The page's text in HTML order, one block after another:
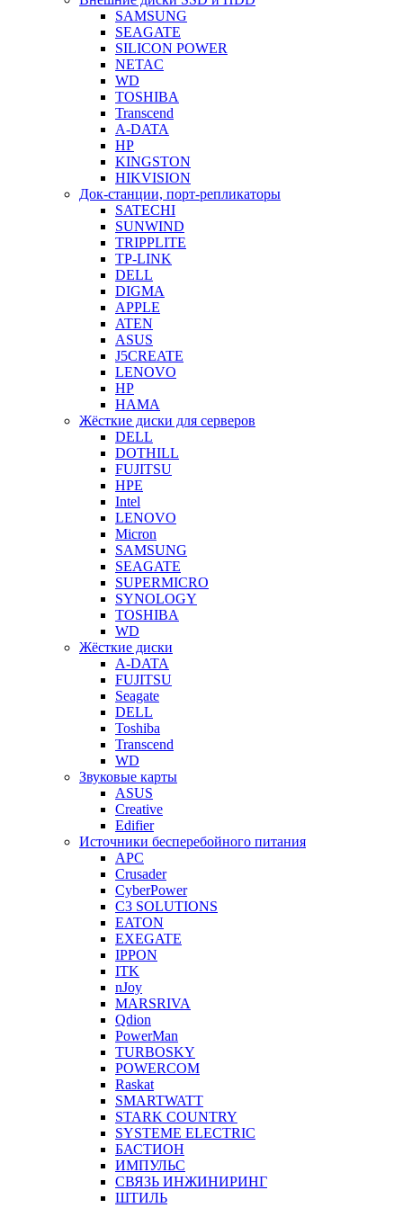
SAMSUNG
SEAGATE
SILICON POWER
NETAC
WD
TOSHIBA
Transcend
A-DATA
HP
KINGSTON
HIKVISION
Док-станции, порт-репликаторы
SATECHI
SUNWIND
TRIPPLITE
TP-LINK
DELL
DIGMA
APPLE
ATEN
ASUS
J5CREATE
LENOVO
HP
HAMA
Жёсткие диски для серверов
DELL
DOTHILL
FUJITSU
HPE
Intel
LENOVO
Micron
SAMSUNG
SEAGATE
SUPERMICRO
SYNOLOGY
TOSHIBA
WD
Жёсткие диски
A-DATA
FUJITSU
Seagate
DELL
Toshiba
Transcend
WD
Звуковые карты
ASUS
Creative
Edifier
Источники бесперебойного питания
APC
Crusader
CyberPower
C3 SOLUTIONS
EATON
EXEGATE
IPPON
ITK
nJoy
MARSRIVA
Qdion
PowerMan
TURBOSKY
POWERCOM
Raskat
SMARTWATT
STARK COUNTRY
SYSTEME ELECTRIC
БАСТИОН
ИМПУЛЬС
СВЯЗЬ ИНЖИНИРИНГ
ШТИЛЬ